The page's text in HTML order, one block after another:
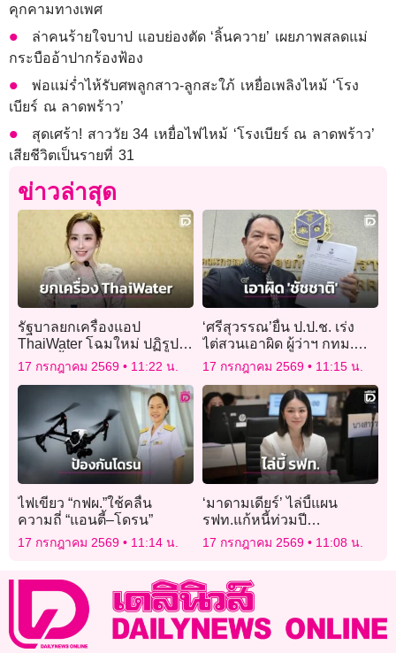
คุกคามทางเพศ
ล่าคนร้ายใจบาป แอบย่องตัด ‘ลิ้นควาย’ เผยภาพสลดแม่
กระบืออ้าปากร้องฟ้อง
พ่อแม่ร่ำไห้รับศพลูกสาว-ลูกสะใภ้ เหยื่อเพลิงไหม้ ‘โรง
เบียร์ ณ ลาดพร้าว’
สุดเศร้า! สาววัย 34 เหยื่อไฟไหม้ ‘โรงเบียร์ ณ ลาดพร้าว’
เสียชีวิตเป็นรายที่ 31
ข่าวล่าสุด
รัฐบาลยกเครื่องแอป
ThaiWater โฉมใหม่ ปฏิรูป
ข้อมูลน้ำแห่งชาติ รู้เท่าทัน
สถานการณ์ก่อนเกิดวิกฤติ
17 กรกฎาคม 2569 11:22 น.
‘ศรีสุวรรณ’ยื่น ป.ป.ช. เร่ง
ไต่สวนเอาผิด ผู้ว่าฯ กทม.
ละเลยความปลอดภัยสถาน
บันเทิงนอกโซนนิ่ง
17 กรกฎาคม 2569 11:15 น.
ไฟเขียว “กฟผ.”ใช้คลื่น
ความถี่ “แอนตี้–โดรน”
17 กรกฎาคม 2569 11:14 น.
‘มาดามเดียร์’ ไล่บี้แผน
รฟท.แก้หนี้ท่วมปี
ละ 20,000 ล้านบาท ซักปม
สินทรัพย์ไม่ครบ-รายได้รั่ว
17 กรกฎาคม 2569 11:08 น.